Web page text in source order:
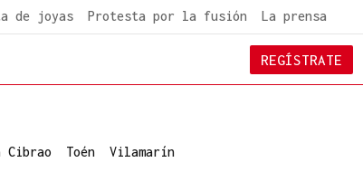
de joyas Protesta por la fusión La prensa
REGÍSTRATE
Cibrao Toén Vilamarín